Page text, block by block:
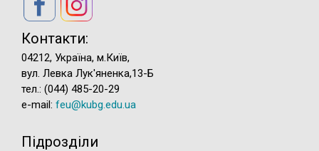
Контакти:
04212, Україна, м.Київ,
вул. Левка Лук'яненка,13-Б
тел.: (044) 485-20-29
e-mail: feu@kubg.edu.ua
Підрозділи